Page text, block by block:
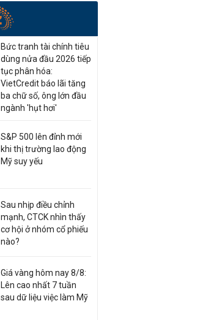
Bức tranh tài chính tiêu
dùng nửa đầu 2026 tiếp
tục phân hóa:
VietCredit báo lãi tăng
ba chữ số, ông lớn đầu
ngành 'hụt hơi'
S&P 500 lên đỉnh mới
khi thị trường lao động
Mỹ suy yếu
Sau nhịp điều chỉnh
mạnh, CTCK nhìn thấy
cơ hội ở nhóm cổ phiếu
nào?
Giá vàng hôm nay 8/8:
Lên cao nhất 7 tuần
sau dữ liệu việc làm Mỹ